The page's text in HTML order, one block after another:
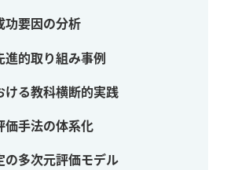
功要因の分析
進的取り組み事例
ける教科横断的実践
価手法の体系化
の多次元評価モデル